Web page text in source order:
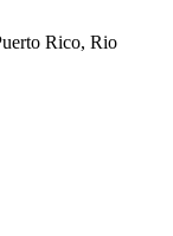
Rico, Rio